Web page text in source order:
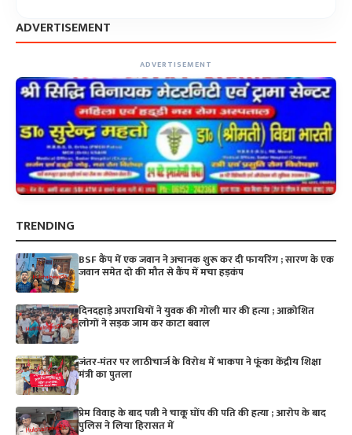
ADVERTISEMENT
ADVERTISEMENT
TRENDING
BSF कैंप में एक जवान ने अचानक शुरू कर दी फायरिंग ; सारण के एक
जवान समेत दो की मौत से कैंप में मचा हड़कंप
दिनदहाड़े अपराधियों ने युवक की गोली मार की हत्या ; आक्रोशित
लोगों ने सड़क जाम कर काटा बवाल
जंतर-मंतर पर लाठीचार्ज के विरोध में भाकपा ने फूंका केंद्रीय शिक्षा
मंत्री का पुतला
प्रेम विवाह के बाद पत्नी ने चाकू घोंप की पति की हत्या ; आरोप के बाद
पुलिस ने लिया हिरासत में